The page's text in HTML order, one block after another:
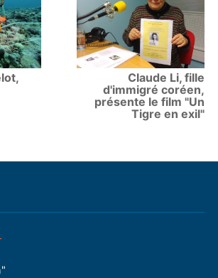
Claude Li, fille
d'immigré coréen,
présente le film "Un
Tigre en exil"